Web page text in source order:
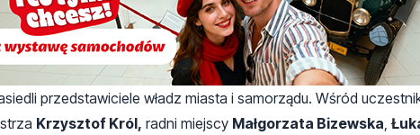
przedstawiciele władz miasta i samorządu. Wśród
Krzysztof Król, radni miejscy Małgorzata Bizewska